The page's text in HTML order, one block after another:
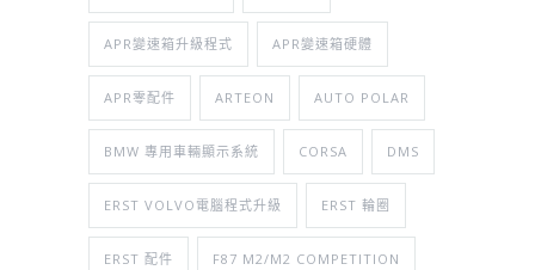
APR變速箱升級程式 APR變速箱硬體
APR零配件 ARTEON AUTO POLAR
BMW 專用車輛顯示系統 CORSA DMS
ERST VOLVO電腦程式升級 ERST 輪圈
ERST 配件 F87 M2/M2 COMPETITION